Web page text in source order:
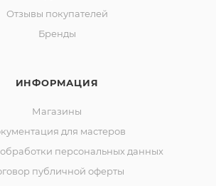
Отзывы покупателей
Бренды
ИНФОРМАЦИЯ
Магазины
для мастеров
персональных данных
публичной оферты